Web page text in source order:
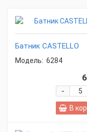
Батник CASTELLO
Модель: 6284
-
В